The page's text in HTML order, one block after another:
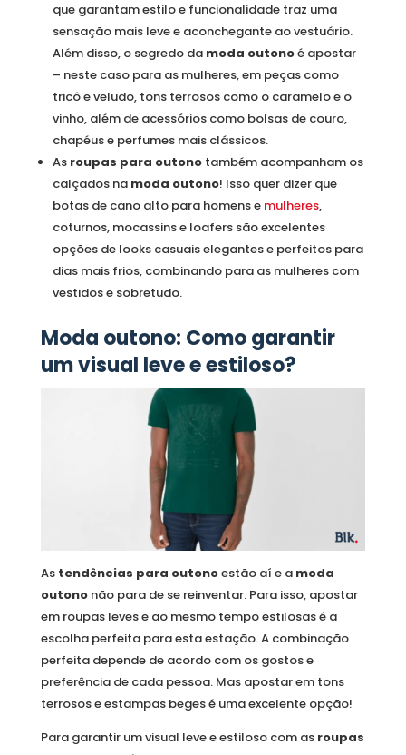
que garantam estilo e funcionalidade traz uma
sensação mais leve e aconchegante ao vestuário.
Além disso, o segredo da moda outonoé apostar
– neste caso para as mulheres, em peças como
tricô e veludo, tons terrosos como o caramelo e o
vinho, além de acessórios como bolsas de couro,
chapéus e perfumes mais clássicos.
As roupas para outonotambém acompanham os
calçados na moda outono! Isso quer dizer que
botas de cano alto para homens e mulheres,
coturnos, mocassins e loafers são excelentes
opções de looks casuais elegantes e perfeitos para
dias mais frios, combinando para as mulheres com
vestidos e sobretudo.
Moda outono: Como garantir
um visual leve e estiloso?
As tendências para outonoestão aí e a moda
outononão para de se reinventar. Para isso, apostar
em roupas leves e ao mesmo tempo estilosas é a
escolha perfeita para esta estação. A combinação
perfeita depende de acordo com os gostos e
preferência de cada pessoa. Mas apostar em tons
terrosos e estampas beges é uma excelente opção!
Para garantir um visual leve e estiloso com as roupas